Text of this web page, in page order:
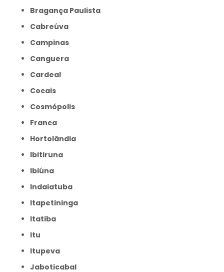
Bragança Paulista
Cabreúva
Campinas
Canguera
Cardeal
Cocais
Cosmópolis
Franca
Hortolândia
Ibitiruna
Ibiúna
Indaiatuba
Itapetininga
Itatiba
Itu
Itupeva
Jaboticabal